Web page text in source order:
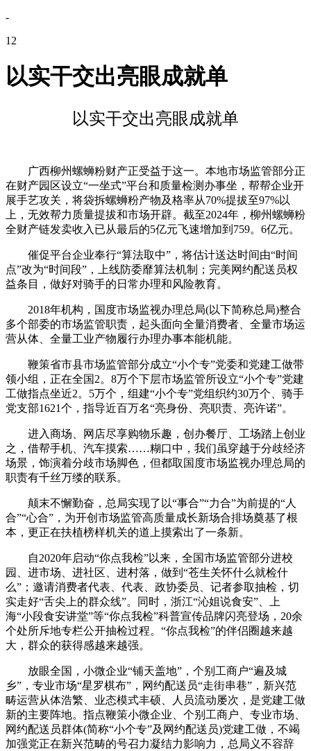
-
12
以实干交出亮眼成就单
以实干交出亮眼成就单
广西柳州螺蛳粉财产正受益于这一。本地市场监管部分正
在财产园区设立“一坐式”平台和质量检测办事坐，帮帮企业开
展手艺攻关，将袋拆螺蛳粉产物及格率从70%提拔至97%以
上，无效帮力质量提拔和市场开辟。截至2024年，柳州螺蛳粉
全财产链发卖收入已从最后的5亿元飞速增加到759。6亿元。
催促平台企业奉行“算法取中”，将估计送达时间由“时间
点”改为“时间段”，上线防委靡算法机制；完美网约配送员权
益条目，做好对骑手的日常办理和风险教育。
2018年机构，国度市场监视办理总局(以下简称总局)整合
多个部委的市场监管职责，起头面向全量消费者、全量市场运
营从体、全量工业产物履行办理办事本能机能。
鞭策省市县市场监管部分成立“小个专”党委和党建工做带
领小组，正在全国2。8万个下层市场监管所设立“小个专”党建
工做指点坐近2。5万个，组建“小个专”党组织约30万个、骑手
党支部1621个，指导近百万名“亮身份、亮职责、亮许诺”。
进入商场、网店尽享购物乐趣，创办餐厅、工场踏上创业
之，借帮手机、汽车摸索……糊口中，我们虽穿越于分歧经济
场景，饰演着分歧市场脚色，但都取国度市场监视办理总局的
职责有千丝万缕的联系。
颠末不懈勤奋，总局实现了以“事合”“力合”为前提的“人
合”“心合”，为开创市场监管高质量成长新场合排场奠基了根
本，更正在扶植榜样机关的道上摸索出了一条新。
自2020年启动“你点我检”以来，全国市场监管部分进校
园、进市场、进社区、进村落，做到“苍生关怀什么就检什
么”；邀请消费者代表、代表、政协委员、记者参取抽检，切
实走好“舌尖上的群众线”。同时，浙江“沁姐说食安”、上
海“小段食安讲堂”等“你点我检”科普宣传品牌闪亮登场，20余
个处所斥地专栏公开抽检过程。“你点我检”的伴侣圈越来越
大，群众的获得感越来越强。
放眼全国，小微企业“铺天盖地”，个别工商户“遍及城
乡”，专业市场“星罗棋布”，网约配送员“走街串巷”，新兴范
畴运营从体浩繁、业态模式丰硕、人员流动屡次，是党建工做
新的主要阵地。指点鞭策小微企业、个别工商户、专业市场、
网约配送员群体(简称“小个专”及网约配送员)党建工做，不竭
加强党正在新兴范畴的号召力凝结力影响力，总局义不容辞